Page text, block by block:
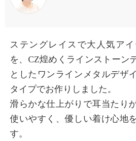
ステングレイスで大人気ア
を、CZ煌めくラインストーン
としたワンラインメタルデザ
タイプでお作りしました。
滑らかな仕上がりで耳当たり
使いやすく、優しい着け心地
す。